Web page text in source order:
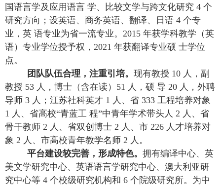
国语言学及应用语言 学、比较文学与跨文化研究 4 个
研究方向；设英语、商务英语、翻译、日语 4 个专
业，英 语专业为省一流专业。2015 年获学科教学（英
语）专业学位授予权，2021 年获翻译专业硕 士学位
点。
团队队伍合理，注重引培。 现有教授 10 人，副
教授 53 人，博士（含在读）51 人，硕 导 20 人，外聘
导师 3 人；江苏社科英才 1 人、省 333 工程培养对象
1 人、省高校“青蓝工 程”中青年学术带头人 2 人、省
骨干教师 2 人、省双创博士 2 人、市 226 人才培养对
象 2 人、市高校青年教学名师 2 人。
平台建设较完善，形成特色。 拥有编译中心、英
美文学研究中心、英语语言学研究中心、澳大利亚研
究中心等 4 个校级研究机构和 6 个院级研究所。为中